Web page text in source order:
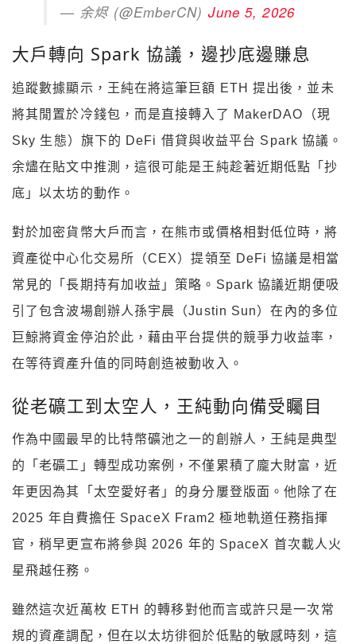
— 余烬 (@EmberCN) June 5, 2026
大戶轉向 Spark 協議，邊抄底邊賺息
追蹤數據顯示，王純在將這筆巨額 ETH 提出後，並未
將其閒置於冷錢包，而是直接轉入了 MakerDAO（現
Sky 生態）旗下的 DeFi 借貸與收益平台 Spark 協議。
余燼在貼文中推測，這很可能是王純趁著近期低點「抄
底」以太坊的動作。
對於加密貨幣大戶而言，在熊市或價格相對低位時，將
資產從中心化交易所（CEX）提領至 DeFi 協議是相當
常見的「長期持有加收益」策略。Spark 協議近期便吸
引了包含波場創辦人孫宇晨（Justin Sun）在內的多位
巨鯨將資金停泊於此，藉由平台提供的競爭力收益率，
在等待資產升值的同時創造被動收入。
從老礦工到太空人，王純動向備受矚目
作為中國最早的比特幣礦池之一的創辦人，王純是典型
的「老礦工」轉型成功案例，不僅累積了龐大財富，近
年更因為其「太空愛好者」的身分屢登版面。他除了在
2025 年自費擔任 SpaceX Fram2 極地軌道任務指揮
官，稍早更宣布將參與 2026 年的 SpaceX 首次載人火
星飛越任務。
雖然這次近萬枚 ETH 的轉移對他而言或許只是一次常
規的資產調配，但在以太坊徘徊於低點的敏感時刻，這